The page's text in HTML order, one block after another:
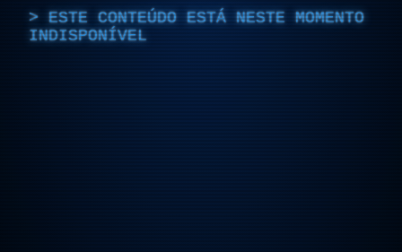
ESTE CONTEÚDO ESTÁ NESTE MOMENTO
INDISPONÍVEL